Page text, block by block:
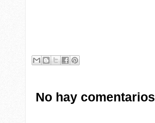
No hay comentarios